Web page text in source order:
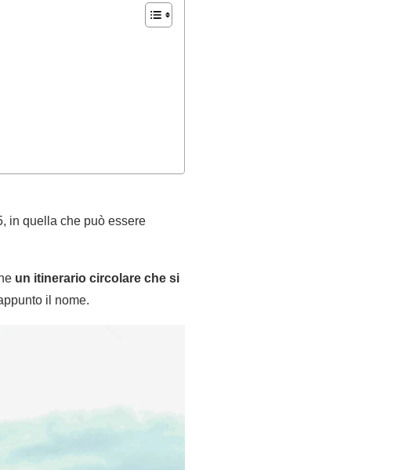
in quella che può essere
un itinerario circolare che si
il nome.